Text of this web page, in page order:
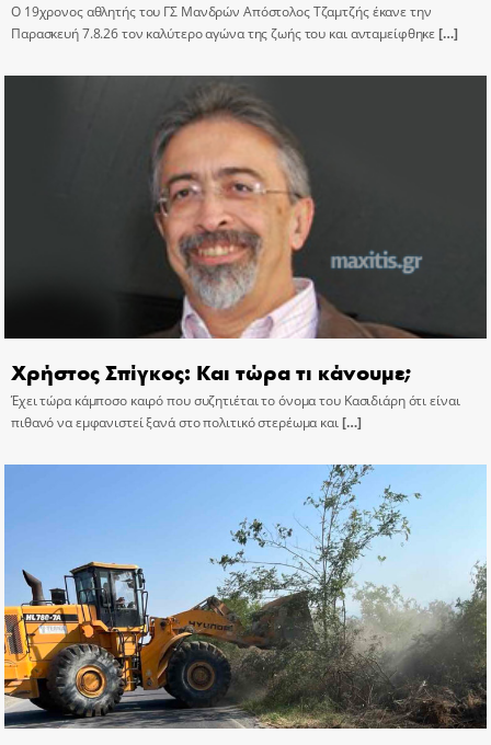
Ο 19χρονος αθλητής του ΓΣ Μανδρών Απόστολος Τζαμτζής έκανε την
Παρασκευή 7.8.26 τον καλύτερο αγώνα της ζωής του και ανταμείφθηκε[…]
Χρήστος Σπίγκος: Και τώρα τι κάνουμε;
Έχει τώρα κάμποσο καιρό που συζητιέται το όνομα του Κασιδιάρη ότι είναι
πιθανό να εμφανιστεί ξανά στο πολιτικό στερέωμα και[…]